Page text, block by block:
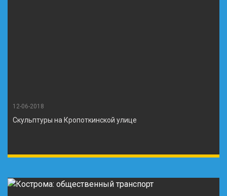
12-06-2018
Скульптуры на Кропоткинской улице